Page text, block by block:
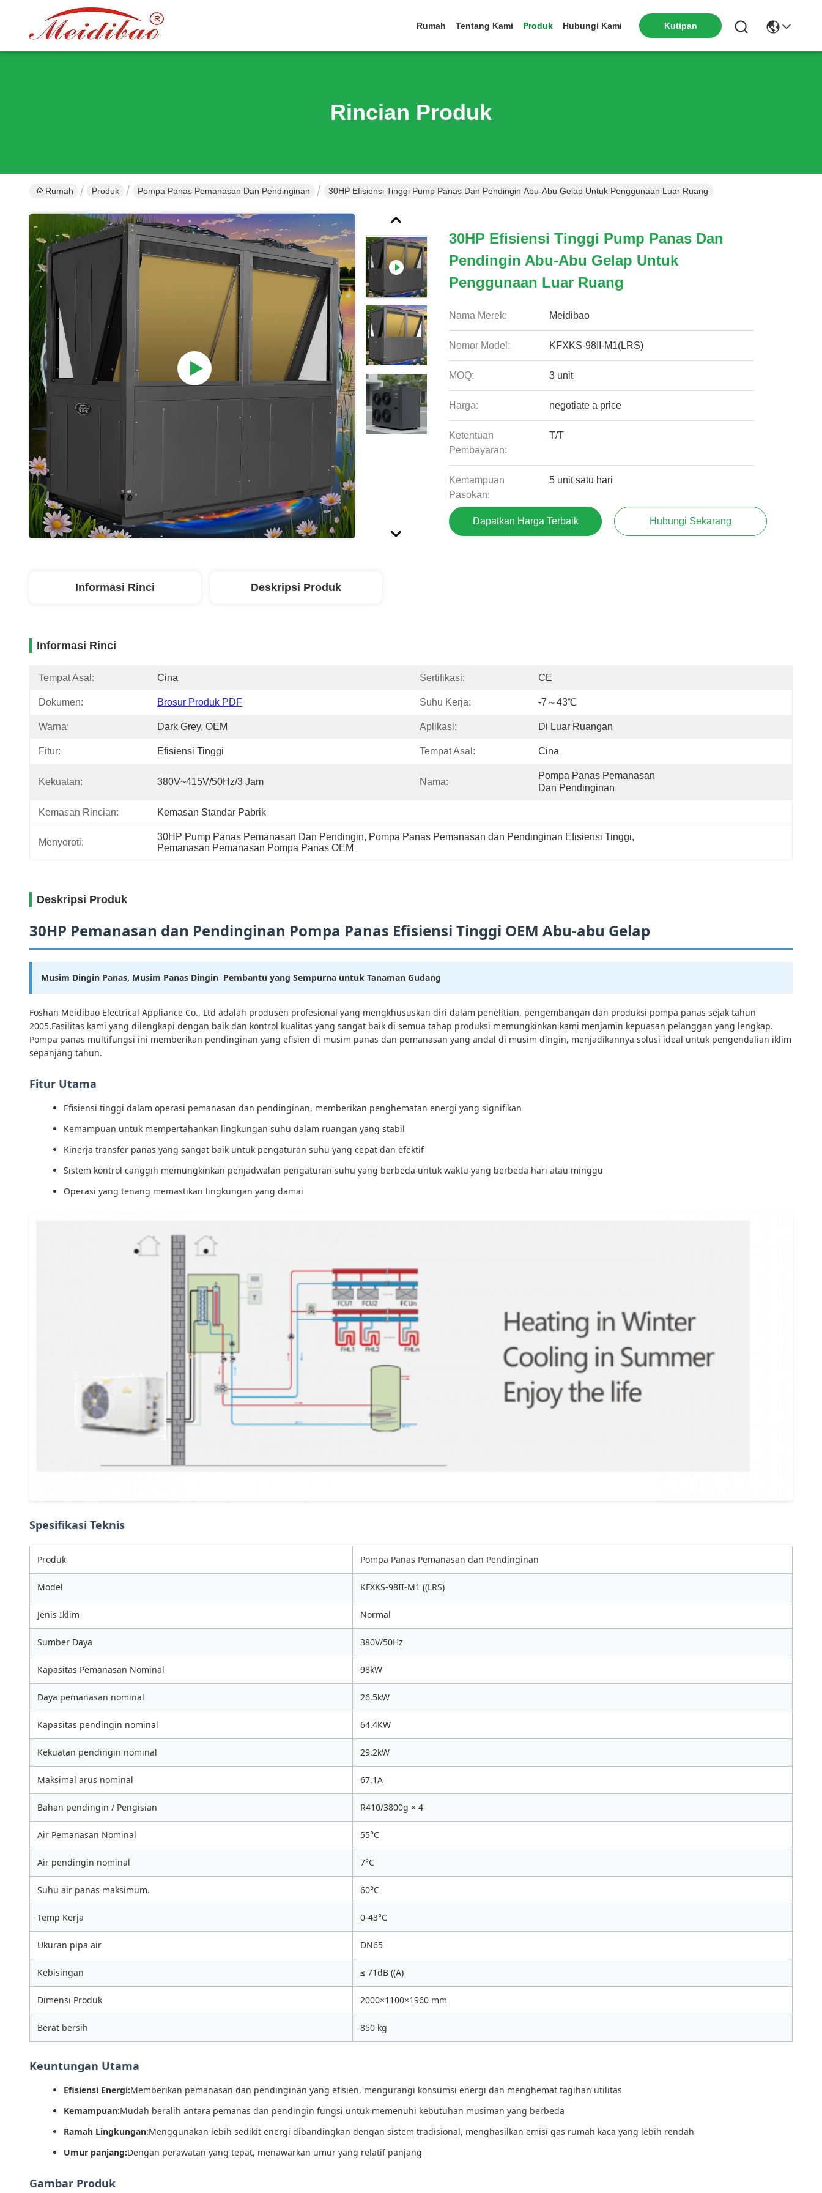
Rumah Tentang Kami Produk Hubungi Kami Kutipan
Rincian Produk
Rumah Produk Pompa Panas Pemanasan Dan Pendinginan 30HP Efisiensi Tinggi Pump Panas Dan Pendingin Abu-Abu Gelap Untuk Penggunaan Luar Ruang
30HP Efisiensi Tinggi Pump Panas Dan
Pendingin Abu-Abu Gelap Untuk
Penggunaan Luar Ruang
Nama Merek: Meidibao
Nomor Model: KFXKS-98II-M1(LRS)
MOQ: 3 unit
Harga: negotiate a price
Ketentuan
Pembayaran:
T/T
Kemampuan
Pasokan:
5 unit satu hari
Dapatkan Harga Terbaik Hubungi Sekarang
Informasi Rinci Deskripsi Produk
Informasi Rinci
Tempat Asal: Cina Sertifikasi: CE
Dokumen: Brosur Produk PDF Suhu Kerja: -7～43℃
Warna: Dark Grey, OEM Aplikasi: Di Luar Ruangan
Fitur: Efisiensi Tinggi Tempat Asal: Cina
Kekuatan: 380V~415V/50Hz/3 Jam Nama:
Pompa Panas Pemanasan
Dan Pendinginan
Kemasan Rincian: Kemasan Standar Pabrik
Menyoroti:
30HP Pump Panas Pemanasan Dan Pendingin, Pompa Panas Pemanasan dan Pendinginan Efisiensi Tinggi,
Pemanasan Pemanasan Pompa Panas OEM
Deskripsi Produk
30HP Pemanasan dan Pendinginan Pompa Panas Efisiensi Tinggi OEM Abu-abu Gelap
Musim Dingin Panas, Musim Panas Dingin ️ Pembantu yang Sempurna untuk Tanaman Gudang
Foshan Meidibao Electrical Appliance Co., Ltd adalah produsen profesional yang mengkhususkan diri dalam penelitian, pengembangan dan produksi pompa panas sejak tahun
2005.Fasilitas kami yang dilengkapi dengan baik dan kontrol kualitas yang sangat baik di semua tahap produksi memungkinkan kami menjamin kepuasan pelanggan yang lengkap.
Pompa panas multifungsi ini memberikan pendinginan yang efisien di musim panas dan pemanasan yang andal di musim dingin, menjadikannya solusi ideal untuk pengendalian iklim
sepanjang tahun.
Fitur Utama
Efisiensi tinggi dalam operasi pemanasan dan pendinginan, memberikan penghematan energi yang signifikan
Kemampuan untuk mempertahankan lingkungan suhu dalam ruangan yang stabil
Kinerja transfer panas yang sangat baik untuk pengaturan suhu yang cepat dan efektif
Sistem kontrol canggih memungkinkan penjadwalan pengaturan suhu yang berbeda untuk waktu yang berbeda hari atau minggu
Operasi yang tenang memastikan lingkungan yang damai
Spesifikasi Teknis
Produk Pompa Panas Pemanasan dan Pendinginan
Model KFXKS-98II-M1 ((LRS)
Jenis Iklim Normal
Sumber Daya 380V/50Hz
Kapasitas Pemanasan Nominal 98kW
Daya pemanasan nominal 26.5kW
Kapasitas pendingin nominal 64.4KW
Kekuatan pendingin nominal 29.2kW
Maksimal arus nominal 67.1A
Bahan pendingin / Pengisian R410/3800g × 4
Air Pemanasan Nominal 55°C
Air pendingin nominal 7°C
Suhu air panas maksimum. 60°C
Temp Kerja 0-43°C
Ukuran pipa air DN65
Kebisingan ≤ 71dB ((A)
Dimensi Produk 2000×1100×1960 mm
Berat bersih 850 kg
Keuntungan Utama
Efisiensi Energi:Memberikan pemanasan dan pendinginan yang efisien, mengurangi konsumsi energi dan menghemat tagihan utilitas
Kemampuan:Mudah beralih antara pemanas dan pendingin fungsi untuk memenuhi kebutuhan musiman yang berbeda
Ramah Lingkungan:Menggunakan lebih sedikit energi dibandingkan dengan sistem tradisional, menghasilkan emisi gas rumah kaca yang lebih rendah
Umur panjang:Dengan perawatan yang tepat, menawarkan umur yang relatif panjang
Gambar Produk